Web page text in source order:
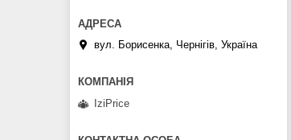
вул. Борисенка, Чернігів, Україна
IziPrice